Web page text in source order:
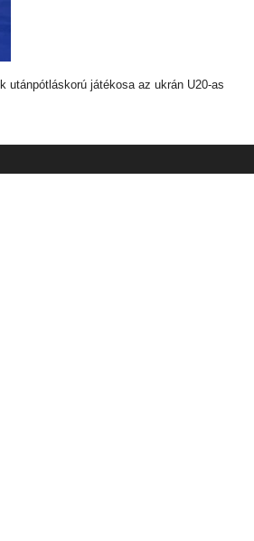
utánpótláskorú játékosa az ukrán U20-as